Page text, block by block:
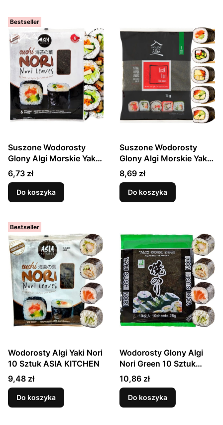
Bestseller
Suszone Wodorosty
Glony Algi Morskie Yaki
Nori Do Sushi 6 Sztuk
ASIA KITCHEN
Cena
6,73 zł
Do koszyka
Suszone Wodorosty
Glony Algi Morskie Yaki
Nori Do Sushi 6 Sztuk
HOUSE OF ASIA
Cena
8,69 zł
Do koszyka
Bestseller
Wodorosty Algi Yaki Nori
10 Sztuk ASIA KITCHEN
Cena
9,48 zł
Do koszyka
Wodorosty Glony Algi
Nori Green 10 Sztuk
JHFOODS
Cena
10,86 zł
Do koszyka